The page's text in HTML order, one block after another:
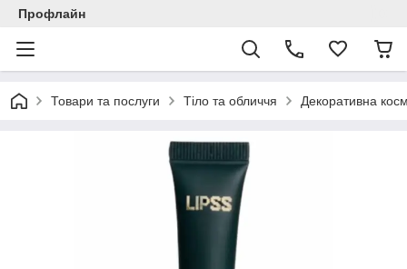
Профлайн
Товари та послуги Тіло та обличчя Декоративна